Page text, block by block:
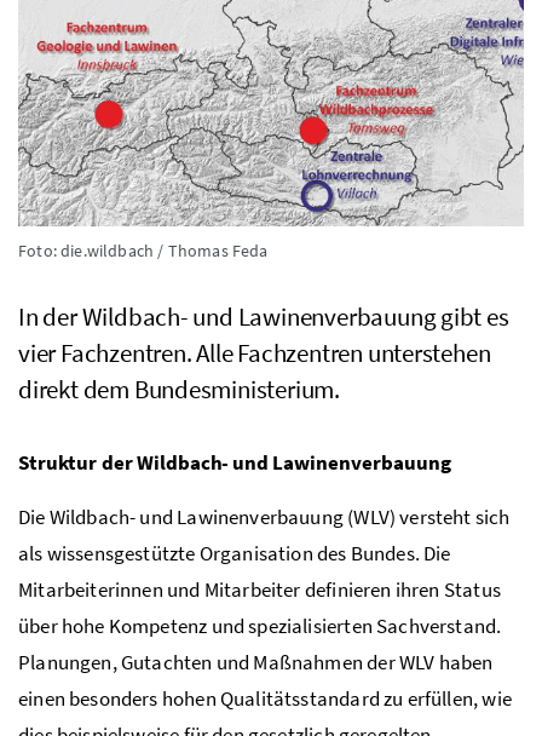
Foto: die.wildbach / Thomas Feda
In der Wildbach- und Lawinenverbauung gibt es
vier Fachzentren. Alle Fachzentren unterstehen
direkt dem Bundesministerium.
Struktur der Wildbach- und Lawinenverbauung
Die Wildbach- und Lawinenverbauung (WLV) versteht sich
als wissensgestützte Organisation des Bundes. Die
Mitarbeiterinnen und Mitarbeiter definieren ihren Status
über hohe Kompetenz und spezialisierten Sachverstand.
Planungen, Gutachten und Maßnahmen derWLV haben
einen besonders hohen Qualitätsstandard zu erfüllen, wie